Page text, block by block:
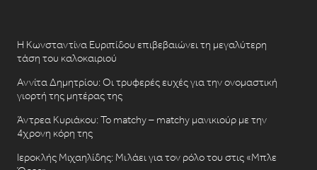
Η Κωνσταντίνα Ευριπίδου επιβεβαιώνει τη μεγαλύτερη
τάση του καλοκαιριού
Αννίτα Δημητρίου: Οι τρυφερές ευχές για την ονομαστική
γιορτή της μητέρας της
Άντρεα Κυριάκου: Το matchy – matchy μανικιούρ με την
4χρονη κόρη της
Ιεροκλής Μιχαηλίδης: Μιλάει για τον ρόλο του στις «Μπλε